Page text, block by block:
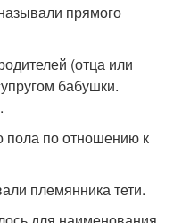
прямого
(отца или
бабушки.
пола по отношению к
племянника тети.